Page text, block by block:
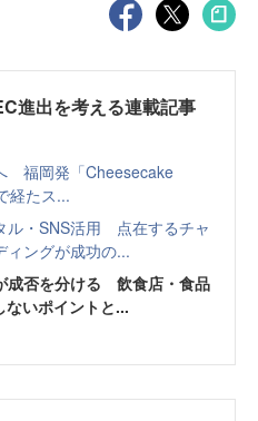
進出を考える連載記事
福岡発「Cheesecake
経たス...
ル・SNS活用 点在するチャ
ィングが成功の...
成否を分ける 飲食店・食品
いポイントと...